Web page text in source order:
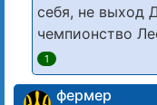
себя, не выход
чемпионство
1
фермер